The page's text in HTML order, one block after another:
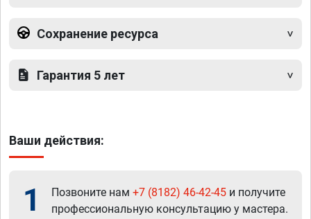
Сохранение ресурса
Гарантия 5 лет
Ваши действия:
1 Позвоните нам +7 (8182) 46-42-45 и получите
профессиональную консультацию у мастера.